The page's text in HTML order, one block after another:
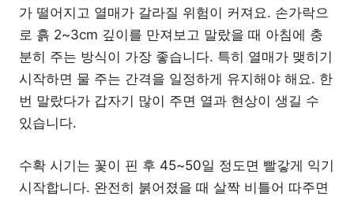
가 떨어지고 열매가 갈라질 위험이 커져요. 손가락으
로 흙 2~3cm 깊이를 만져보고 말랐을 때 아침에 충
분히 주는 방식이 가장 좋습니다. 특히 열매가 맺히기
시작하면 물 주는 간격을 일정하게 유지해야 해요. 한
번 말랐다가 갑자기 많이 주면 열과 현상이 생길 수
있습니다.
수확 시기는 꽃이 핀 후 45~50일 정도면 빨갛게 익기
시작합니다. 완전히 붉어졌을 때 살짝 비틀어 따주면